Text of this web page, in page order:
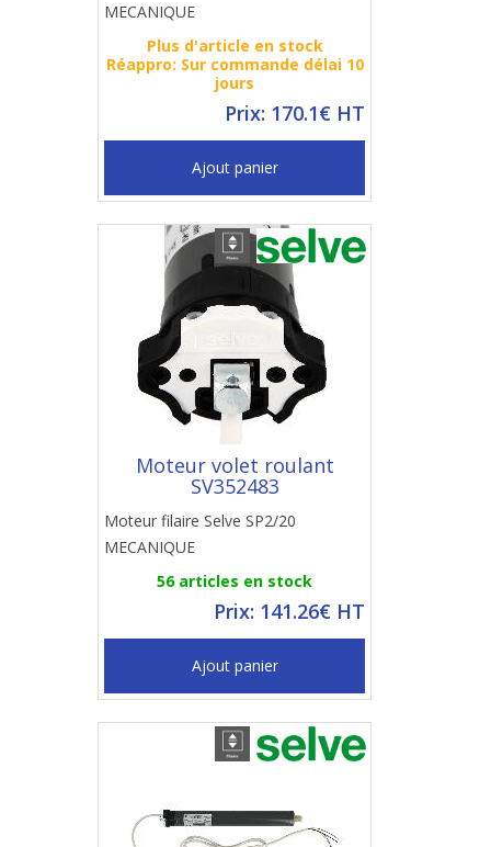
MECANIQUE
Plus d'article en stock
Réappro: Sur commande délai 10
jours
Prix: 170.1€ HT
Ajout panier
Moteur volet roulant
SV352483
Moteur filaire Selve SP2/20
MECANIQUE
56 articles en stock
Prix: 141.26€ HT
Ajout panier